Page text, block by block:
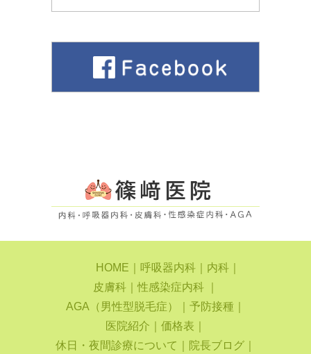
HOME 呼吸器内科 内科
皮膚科 ｜性感染症内科
AGA（男性型脱毛症）
予防接種
医院紹介
価格表
休日・夜間診療について
院長ブログ